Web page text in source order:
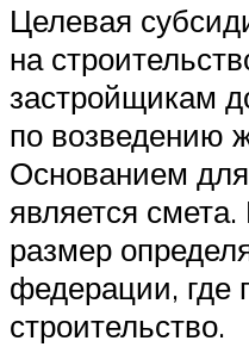
Целевая
на
застройщикам
по возведению
Основанием
является
размер
федерации, где
строительство.